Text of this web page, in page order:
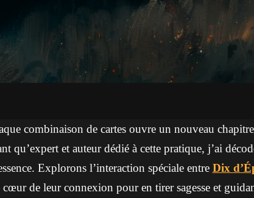
combinaison de cartes ouvre un nouveau
qu’expert et auteur dédié à cette pratique, j’ai
Explorons l’interaction spéciale entre Dix
de leur connexion pour en tirer sagesse et